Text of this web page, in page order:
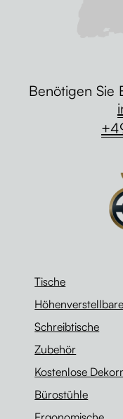
Tische
Höhenverstellbare
Schreibtische
Zubehör
Kostenlose
Bürostühle
Benötigen Sie